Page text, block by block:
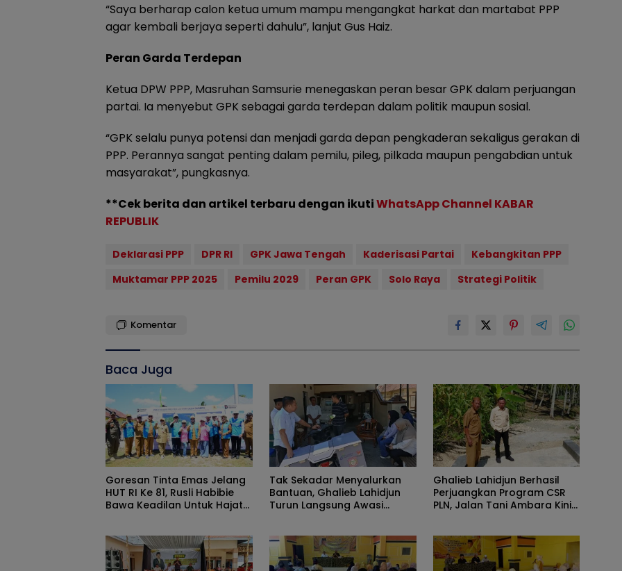
“Saya berharap calon ketua umum mampu mengangkat harkat dan martabat PPP
agar kembali berjaya seperti dahulu”, lanjut Gus Haiz.
Peran Garda Terdepan
Ketua DPW PPP, Masruhan Samsurie menegaskan peran besar GPK dalam perjuangan
partai. Ia menyebut GPK sebagai garda terdepan dalam politik maupun sosial.
“GPK selalu punya potensi dan menjadi garda depan pengkaderan sekaligus gerakan di
PPP. Perannya sangat penting dalam pemilu, pileg, pilkada maupun pengabdian untuk
masyarakat”, pungkasnya.
**Cek berita dan artikel terbaru dengan ikutiWhatsApp Channel KABAR
REPUBLIK
Deklarasi PPP DPR RI GPK Jawa Tengah Kaderisasi Partai
Kebangkitan PPP
Muktamar PPP 2025
Pemilu 2029 Peran GPK Solo Raya Strategi Politik
Komentar
Baca Juga
Goresan Tinta Emas Jelang
HUT RI Ke 81, Rusli Habibie
Bawa Keadilan Untuk Hajat
Tak Sekadar Menyalurkan
Bantuan, Ghalieb Lahidjun
Turun Langsung Awasi
Ghalieb Lahidjun Berhasil
Perjuangkan Program CSR
PLN, Jalan Tani Ambara Kini